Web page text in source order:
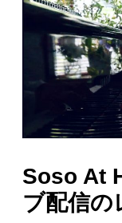
テーマ
ライブ・ス
ギャラリー
Soso At
ブ配信の